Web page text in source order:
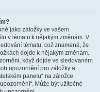
jako záložky ve vašem
v tématu k nějakým změnám. V
tématu, což znamená, že
dojde k nějakým změnám.
když dojde ve sledovaném
upozornění pro záložky a
panelu“ na záložce
Může být užitečné